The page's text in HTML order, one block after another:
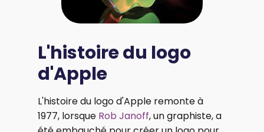
L'histoire du logo
d'Apple
L'histoire du logo d'Apple remonte à
1977, lorsque Rob Janoff, un graphiste, a